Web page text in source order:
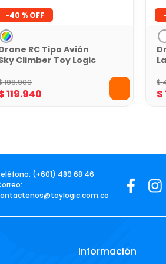
-40 %
RC Tipo Avión
Climber Toy Logic
199.900
119.940
$
$
(+601) 489 68 46
Información